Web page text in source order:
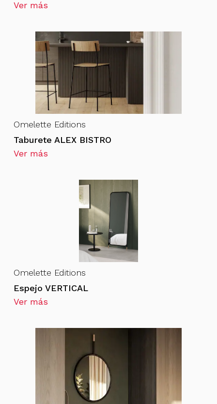
Ver más
Omelette Editions
Taburete ALEX BISTRO
Ver más
Omelette Editions
Espejo VERTICAL
Ver más